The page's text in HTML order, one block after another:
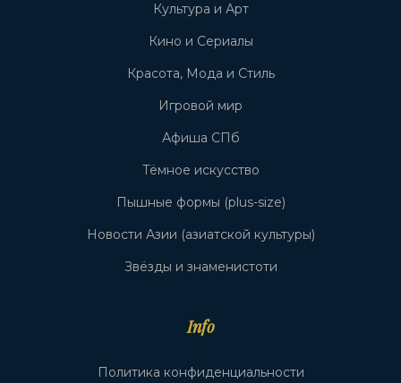
Культура и Арт
Кино и Сериалы
Красота, Мода и Стиль
Игровой мир
Афиша СПб
Тёмное искусство
Пышные формы (plus-size)
Новости Азии (азиатской культуры)
Звёзды и знаменистоти
Info
Политика конфиденциальности